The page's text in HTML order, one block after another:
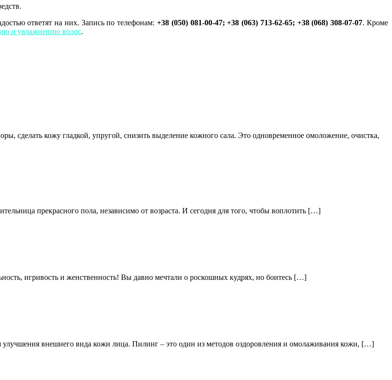
ответят на них. Запись по телефонам: +38 (050) 081-00-47; +38 (063) 713-62-65; +38 (068) 308-07-07. Кроме
и увлажнению волос.
сделать кожу гладкой, упругой, снизить выделение кожного сала. Это одновременное омоложение, очистка,
прекрасного пола, независимо от возраста. И сегодня для того, чтобы воплотить […]
игривость и женственность! Вы давно мечтали о роскошных кудрях, но боитесь […]
улучшения внешнего вида кожи лица. Пилинг – это один из методов оздоровления и омолаживания кожи, […]